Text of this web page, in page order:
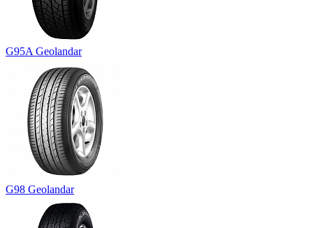
G95A Geolandar
G98 Geolandar